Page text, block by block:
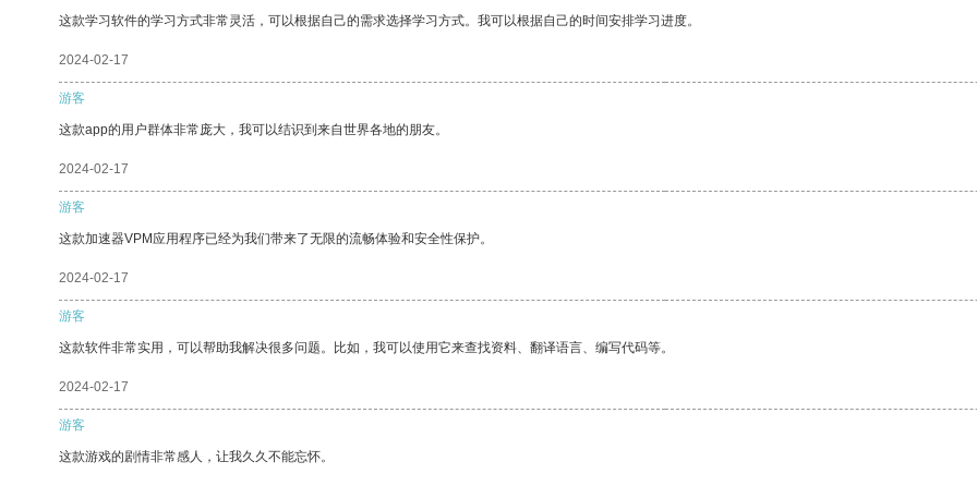
这款学习软件的学习方式非常灵活，可以根据自己的需求选择学习方式。我可以根据自己的时间安排学习进度。
2024-02-17
游客
这款app的用户群体非常庞大，我可以结识到来自世界各地的朋友。
2024-02-17
游客
这款加速器VPM应用程序已经为我们带来了无限的流畅体验和安全性保护。
2024-02-17
游客
这款软件非常实用，可以帮助我解决很多问题。比如，我可以使用它来查找资料、翻译语言、编写代码等。
2024-02-17
游客
这款游戏的剧情非常感人，让我久久不能忘怀。